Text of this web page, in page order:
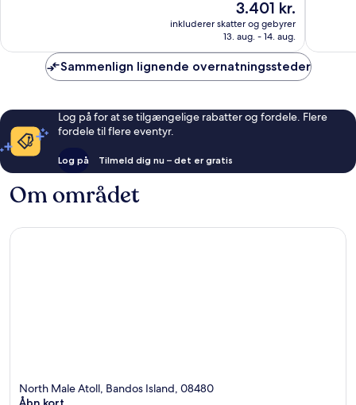
anmeldelser
Prisen
er
3.401 kr.
3.401 kr.
inkluderer skatter og gebyrer
13. aug. - 14. aug.
Sammenlign lignende overnatningssteder
Log på for at se tilgængelige rabatter og fordele. Flere
fordele til flere eventyr.
Log på Tilmeld dig nu – det er gratis
Om området
North Male Atoll, Bandos Island, 08480